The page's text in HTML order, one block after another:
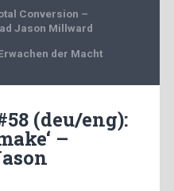
Conversion –
Jason Millward
der Macht
(deu/eng):
–